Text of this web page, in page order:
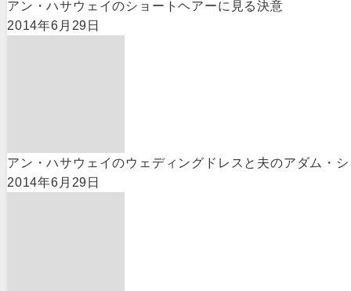
アン・ハサウェイのショートヘアーに見る決意
2014年6月29日
アン・ハサウェイのウェディングドレスと夫のアダム・
2014年6月29日